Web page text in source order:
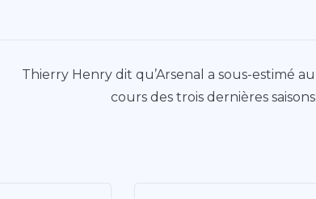
Thierry Henry dit qu’Arsenal a sous-estimé au
cours des trois dernières saisons